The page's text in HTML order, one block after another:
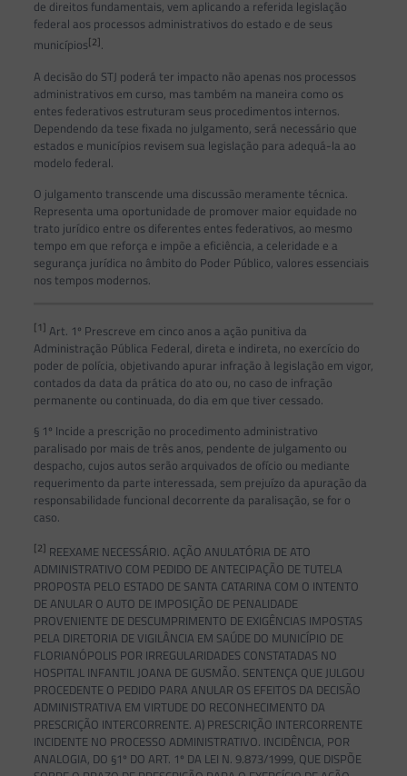
de direitos fundamentais, vem aplicando a referida legislação
federal aos processos administrativos do estado e de seus
municípios[2].
A decisão do STJ poderá ter impacto não apenas nos processos
administrativos em curso, mas também na maneira como os
entes federativos estruturam seus procedimentos internos.
Dependendo da tese fixada no julgamento, será necessário que
estados e municípios revisem sua legislação para adequá-la ao
modelo federal.
O julgamento transcende uma discussão meramente técnica.
Representa uma oportunidade de promover maior equidade no
trato jurídico entre os diferentes entes federativos, ao mesmo
tempo em que reforça e impõe a eficiência, a celeridade e a
segurança jurídica no âmbito do Poder Público, valores essenciais
nos tempos modernos.
[1] Art. 1º Prescreve em cinco anos a ação punitiva da
Administração Pública Federal, direta e indireta, no exercício do
poder de polícia, objetivando apurar infração à legislação em vigor,
contados da data da prática do ato ou, no caso de infração
permanente ou continuada, do dia em que tiver cessado.
§ 1º Incide a prescrição no procedimento administrativo
paralisado por mais de três anos, pendente de julgamento ou
despacho, cujos autos serão arquivados de ofício ou mediante
requerimento da parte interessada, sem prejuízo da apuração da
responsabilidade funcional decorrente da paralisação, se for o
caso.
[2] REEXAME NECESSÁRIO. AÇÃO ANULATÓRIA DE ATO
ADMINISTRATIVO COM PEDIDO DE ANTECIPAÇÃO DE TUTELA
PROPOSTA PELO ESTADO DE SANTA CATARINA COM O INTENTO
DE ANULAR O AUTO DE IMPOSIÇÃO DE PENALIDADE
PROVENIENTE DE DESCUMPRIMENTO DE EXIGÊNCIAS IMPOSTAS
PELA DIRETORIA DE VIGILÂNCIA EM SAÚDE DO MUNICÍPIO DE
FLORIANÓPOLIS POR IRREGULARIDADES CONSTATADAS NO
HOSPITAL INFANTIL JOANA DE GUSMÃO. SENTENÇA QUE JULGOU
PROCEDENTE O PEDIDO PARA ANULAR OS EFEITOS DA DECISÃO
ADMINISTRATIVA EM VIRTUDE DO RECONHECIMENTO DA
PRESCRIÇÃO INTERCORRENTE. A) PRESCRIÇÃO INTERCORRENTE
INCIDENTE NO PROCESSO ADMINISTRATIVO. INCIDÊNCIA, POR
ANALOGIA, DO §1º DO ART. 1º DA LEI N. 9.873/1999, QUE DISPÕE